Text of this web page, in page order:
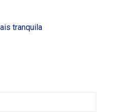
tranquila